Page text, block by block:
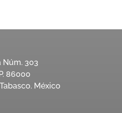
Núm. 303
86000
México